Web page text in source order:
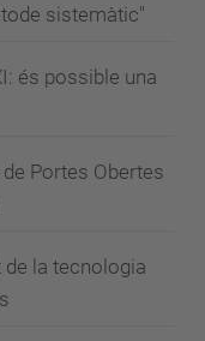
sistemàtic"
és possible una
Portes Obertes
la tecnologia